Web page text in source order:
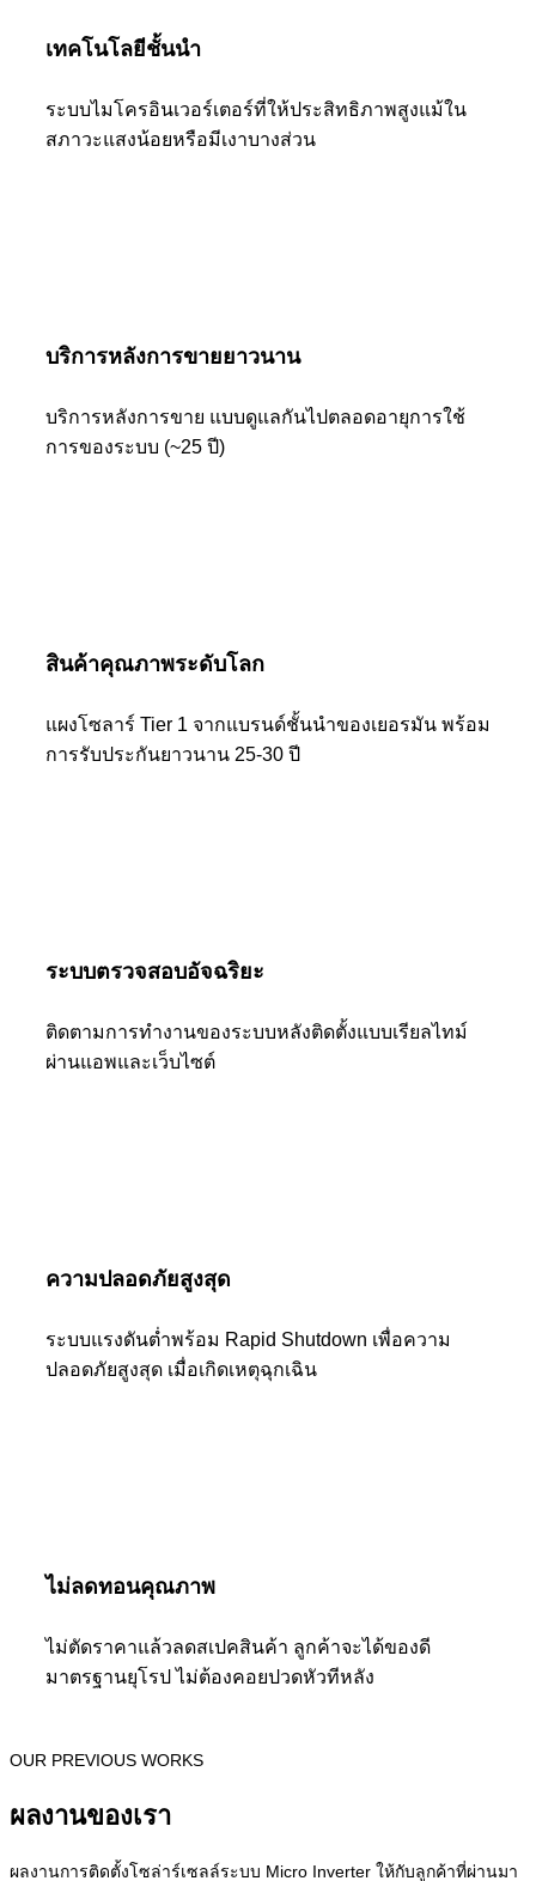
เทคโนโลยีชั้นนำ
ระบบไมโครอินเวอร์เตอร์ที่ให้ประสิทธิภาพสูงแม้ใน
สภาวะแสงน้อยหรือมีเงาบางส่วน
บริการหลังการขายยาวนาน
บริการหลังการขาย แบบดูแลกันไปตลอดอายุการใช้
การของระบบ (~25 ปี)
สินค้าคุณภาพระดับโลก
แผงโซลาร์ Tier 1 จากแบรนด์ชั้นนำของเยอรมัน พร้อม
การรับประกันยาวนาน 25-30 ปี
ระบบตรวจสอบอัจฉริยะ
ติดตามการทำงานของระบบหลังติดตั้งแบบเรียลไทม์
ผ่านแอพและเว็บไซต์
ความปลอดภัยสูงสุด
ระบบแรงดันต่ำพร้อม Rapid Shutdown เพื่อความ
ปลอดภัยสูงสุด เมื่อเกิดเหตุฉุกเฉิน
ไม่ลดทอนคุณภาพ
ไม่ตัดราคาแล้วลดสเปคสินค้า ลูกค้าจะได้ของดี
มาตรฐานยุโรป ไม่ต้องคอยปวดหัวทีหลัง
OUR PREVIOUS WORKS
ผลงานของเรา
ผลงานการติดตั้งโซล่าร์เซลล์ระบบ Micro Inverter ให้กับลูกค้าที่ผ่านมา